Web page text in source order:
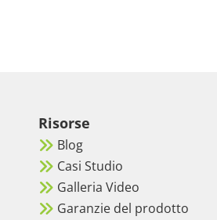
Risorse
Blog
Casi Studio
Galleria Video
Garanzie del prodotto